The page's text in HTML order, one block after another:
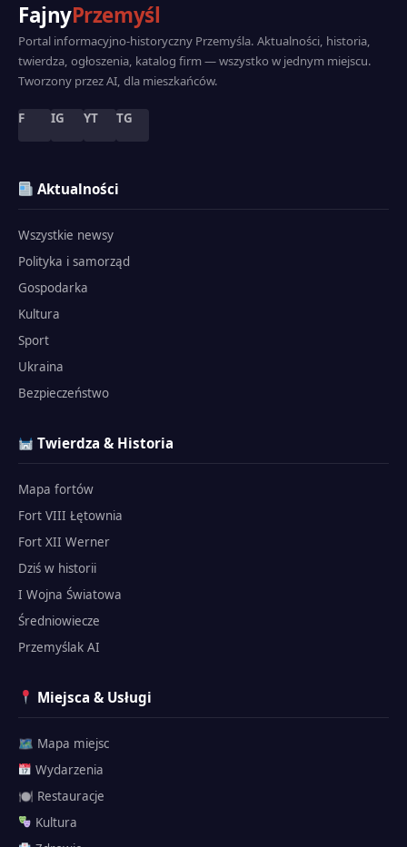
FajnyPrzemyśl
Portal informacyjno-historyczny Przemyśla. Aktualności, historia,
twierdza, ogłoszenia, katalog firm — wszystko w jednym miejscu.
Tworzony przez AI, dla mieszkańców.
F IG YT TG
Aktualności
Wszystkie newsy
Polityka i samorząd
Gospodarka
Kultura
Sport
Ukraina
Bezpieczeństwo
Twierdza & Historia
Mapa fortów
Fort VIII Łętownia
Fort XII Werner
Dziś w historii
I Wojna Światowa
Średniowiecze
Przemyślak AI
Miejsca & Usługi
🗺 Mapa miejsc
Wydarzenia
🍽 Restauracje
Kultura